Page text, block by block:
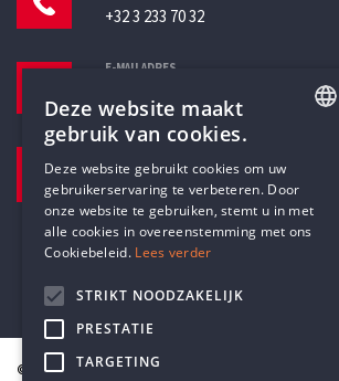
+32 3 233 70 32
E-MAILADRES
Pottenbrug 4
Antwerpen, 2000
© Humanistisch Verbond 2026
DUTCH
Deze website maakt
gebruik van cookies.
Deze website gebruikt cookies om uw
gebruikerservaring te verbeteren. Door
onze website te gebruiken, stemt u in met
alle cookies in overeenstemming met ons
Cookiebeleid. Lees verder
STRIKT NOODZAKELIJK
PRESTATIE
TARGETING